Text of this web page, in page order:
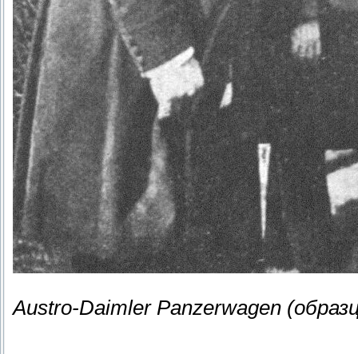
Austro-Daimler Panzerwagen